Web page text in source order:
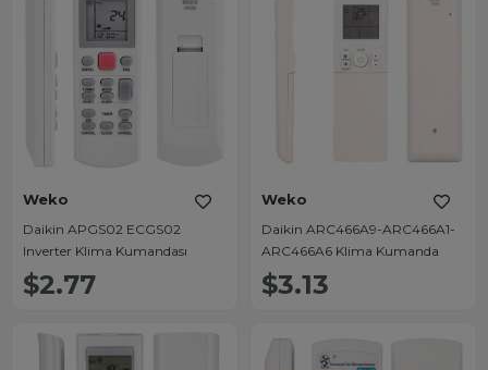
Weko
Daikin APGS02 ECGS02
Inverter Klima Kumandası
$2.77
Weko
Daikin ARC466A9-ARC466A1-
ARC466A6 Klima Kumanda
$3.13